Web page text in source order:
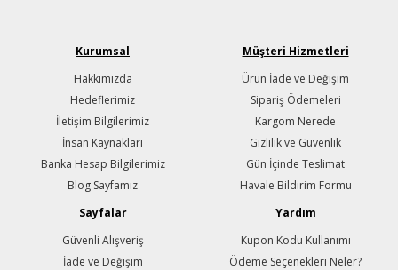
Kurumsal
Hakkımızda
Hedeflerimiz
İletişim Bilgilerimiz
İnsan Kaynakları
Banka Hesap Bilgilerimiz
Blog Sayfamız
Müşteri Hizmetleri
Ürün İade ve Değişim
Sipariş Ödemeleri
Kargom Nerede
Gizlilik ve Güvenlik
Gün İçinde Teslimat
Havale Bildirim Formu
Sayfalar
Güvenli Alışveriş
İade ve Değişim
Yardım
Kupon Kodu Kullanımı
Ödeme Seçenekleri Neler?